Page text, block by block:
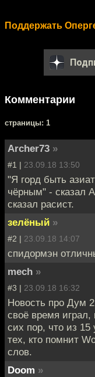
Поддержать
Комментарии
cтраницы: 1
Archer73 »
#1 | 23.09.18 13:50
"Я горд быть
чёрным" - сказал
сказал расист.
зелёный »
#2 | 23.09.18 14:07
спидормэн
mech »
#3 | 23.09.18 16:32
Новость про Дум
своё время
сих пор, что из 15
тех, кто помнит
слов.
Doom »